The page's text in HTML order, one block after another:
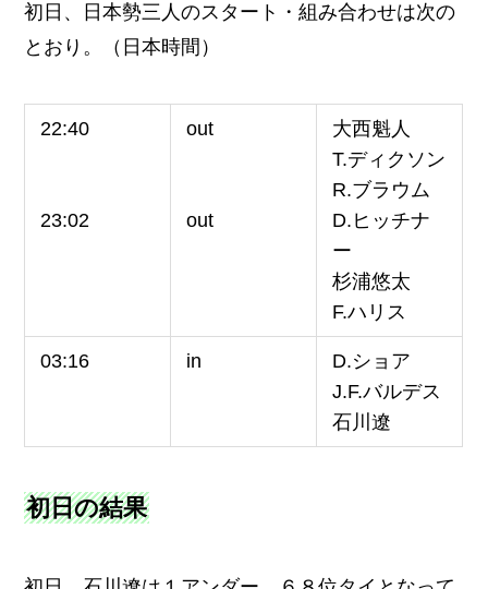
初日、日本勢三人のスタート・組み合わせは次の
とおり。（日本時間）
22:40
23:02
out
out
大西魁人
T.ディクソン
R.ブラウム
D.ヒッチナ
ー
杉浦悠太
F.ハリス
03:16 in
D.ショア
J.F.バルデス
石川遼
初日の結果